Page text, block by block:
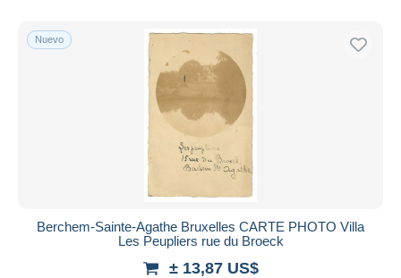
Sólo con descuento
Envío gratis
Transferencia bancaria
Mastercard
Bancontact
iDeal
Maestro
Nuevo
Berchem-Sainte-Agathe Bruxelles CARTE PHOTO Villa
Les Peupliers rue du Broeck
± 13,87 US$